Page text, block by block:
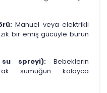
Manuel veya elektrikli
bir emiş gücüyle burun
spreyi): Bebeklerin
sümüğün kolayca